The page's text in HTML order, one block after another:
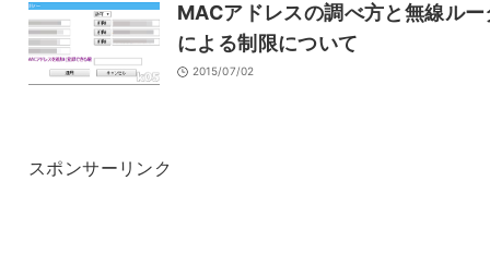
MACアドレスの調べ方と無線ルー
による制限について
2015/07/02
スポンサーリンク